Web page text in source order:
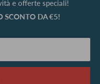
e offerte speciali!
SCONTO DA €5!